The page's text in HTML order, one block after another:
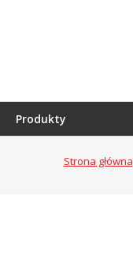
internetowy
Produkty
Strona główna